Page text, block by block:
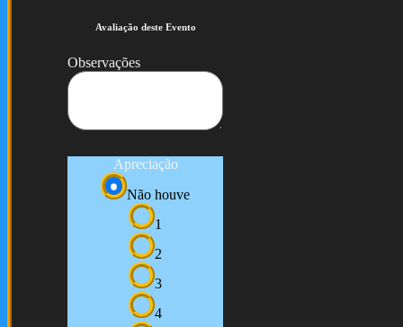
Avaliação deste Evento
Observações
Apreciação
Não houve
1
2
3
4